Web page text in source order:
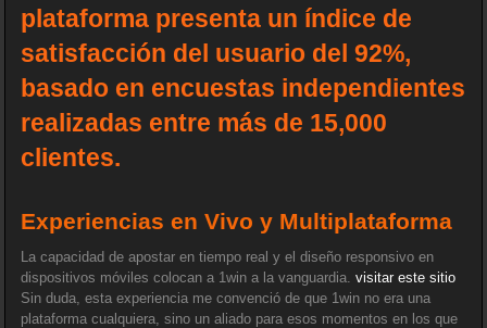
plataforma presenta un índice de
satisfacción del usuario del 92%,
basado en encuestas independientes
realizadas entre más de 15,000
clientes.
Experiencias en Vivo y Multiplataforma
La capacidad de apostar en tiempo real y el diseño responsivo en
dispositivos móviles colocan a 1win a la vanguardia. visitar este sitio
Sin duda, esta experiencia me convenció de que 1win no era una
plataforma cualquiera, sino un aliado para esos momentos en los que